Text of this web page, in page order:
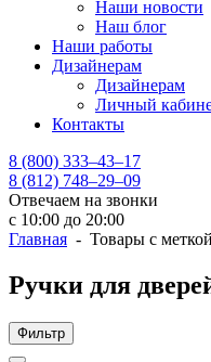
Наши новости
Наш блог
Наши работы
Дизайнерам
Дизайнерам
Личный
Контакты
8 (800) 333–43–17
8 (812) 748–29–09
Отвечаем на звонки
с 10:00 до 20:00
Главная - Товары с
Ручки для
Фильтр